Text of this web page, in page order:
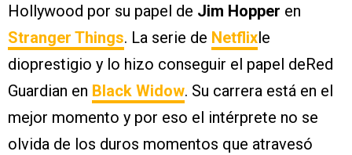
Hollywood por su papel de Jim Hopper en
Stranger Things. La serie de Netflix le
dioprestigio y lo hizo conseguir el papel deRed
Guardian en Black Widow. Su carrera está en el
mejor momento y por eso el intérprete no se
olvida de los duros momentos que atravesó